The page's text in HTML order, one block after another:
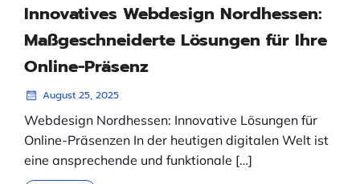
Innovatives Webdesign Nordhessen:
Maßgeschneiderte Lösungen für Ihre
Online-Präsenz
August 25, 2025
Webdesign Nordhessen: Innovative Lösungen für
Online-Präsenzen In der heutigen digitalen Welt ist
eine ansprechende und funktionale […]